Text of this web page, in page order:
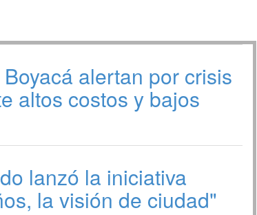
alertan por crisis
altos costos y bajos
lanzó la iniciativa
la visión de ciudad"